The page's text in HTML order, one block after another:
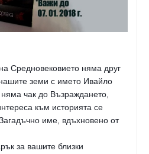
Средновековието няма друг
земи с името Ивайло
чак до Възраждането,
към историята се
име, вдъхновено от
за вашите близки